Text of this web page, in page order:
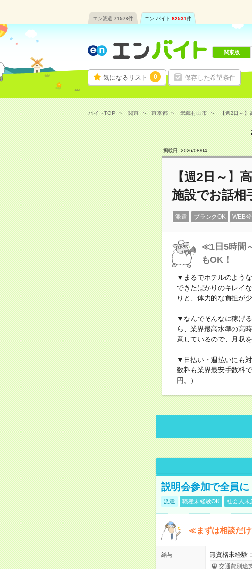
エン派遣 71573件 エン バイト 82531件
気になるリスト 0 保存した希望条件
関東版
バイトTOP 関東 東京都 武蔵村山市 【週2日～】
掲載日 :2026/08/04
【週2日～】
施設でお話相
派遣 ブランクOK WEB
≪1日5時間
もOK！
▼まるでホテルのよう
できたばかりのキレイ
りと、体力的な負担が
▼なんでそんなに稼げ
ら、業界最高水準の高
意しているので、月収
▼日払い・週払いにも
数料も業界最安手数料
円。）
説明会参加で全員
派遣 職種未経験OK 社会人未
≪まずは相談だけ
給与 無資格未経
交通費別途